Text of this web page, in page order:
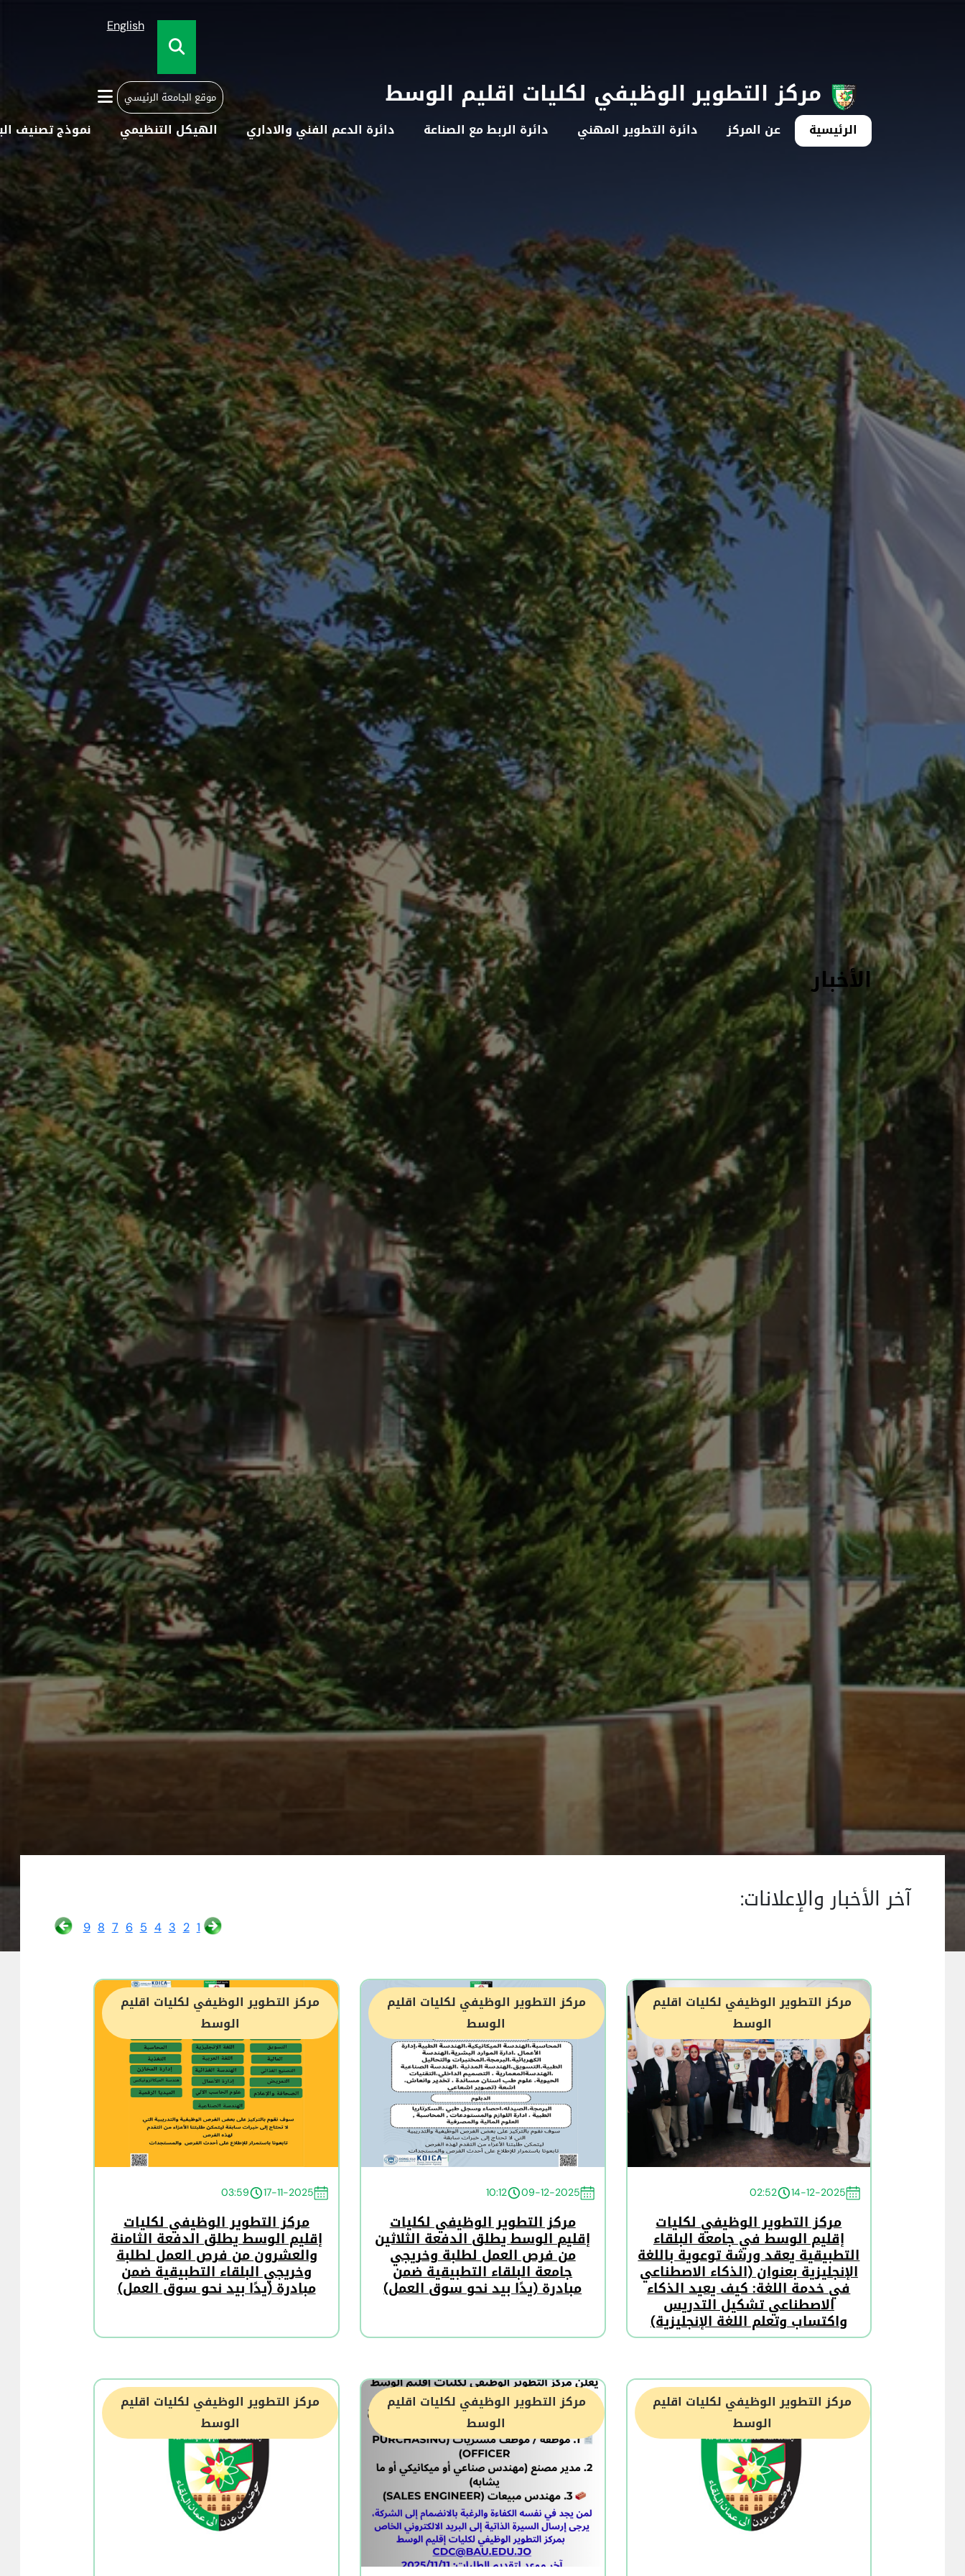
English
مركز التطوير الوظيفي لكليات اقليم الوسط موقع الجامعة الرئيسي
الرئيسية عن المركز دائرة التطوير المهني دائرة الربط مع الصناعة دائرة الدعم الفني والاداري الهيكل التنظيمي نموذج تصنيف
الأخبار
آخر الأخبار والإعلانات:
1
2
3
4
5
6
7
8
9
مركز التطوير الوظيفي لكليات اقليم
الوسط
14-12-2025
02:52
مركز التطوير الوظيفي لكليات
إقليم الوسط في جامعة البلقاء
التطبيقية يعقد ورشة توعوية باللغة
الإنجليزية بعنوان (الذكاء الاصطناعي
في خدمة اللغة: كيف يعيد الذكاء
الاصطناعي تشكيل التدريس
واكتساب وتعلم اللغة الإنجليزية)
مركز التطوير الوظيفي لكليات اقليم
الوسط
09-12-2025
10:12
مركز التطوير الوظيفي لكليات
إقليم الوسط يطلق الدفعة الثلاثين
من فرص العمل لطلبة وخريجي
جامعة البلقاء التطبيقية ضمن
مبادرة (يدًا بيد نحو سوق العمل)
مركز التطوير الوظيفي لكليات اقليم
الوسط
17-11-2025
03:59
مركز التطوير الوظيفي لكليات
إقليم الوسط يطلق الدفعة الثامنة
والعشرون من فرص العمل لطلبة
وخريجي البلقاء التطبيقية ضمن
مبادرة (يدًا بيد نحو سوق العمل)
مركز التطوير الوظيفي لكليات اقليم
الوسط
مركز التطوير الوظيفي لكليات اقليم
الوسط
مركز التطوير الوظيفي لكليات اقليم
الوسط